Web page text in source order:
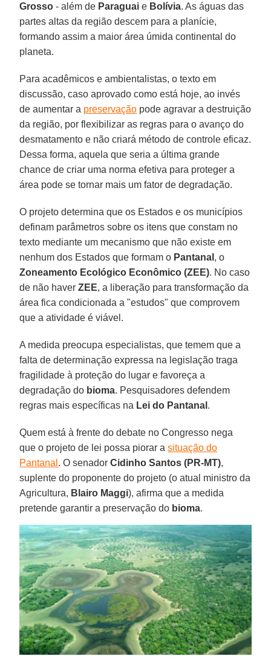
Grosso - além de Paraguai e Bolívia. As águas das
partes altas da região descem para a planície,
formando assim a maior área úmida continental do
planeta.
Para acadêmicos e ambientalistas, o texto em
discussão, caso aprovado como está hoje, ao invés
de aumentar a preservação pode agravar a destruição
da região, por flexibilizar as regras para o avanço do
desmatamento e não criará método de controle eficaz.
Dessa forma, aquela que seria a última grande
chance de criar uma norma efetiva para proteger a
área pode se tornar mais um fator de degradação.
O projeto determina que os Estados e os municípios
definam parâmetros sobre os itens que constam no
texto mediante um mecanismo que não existe em
nenhum dos Estados que formam o Pantanal , o
Zoneamento Ecológico Econômico (ZEE). No caso
de não haverZEE, a liberação para transformação da
área fica condicionada a "estudos" que comprovem
que a atividade é viável.
A medida preocupa especialistas, que temem que a
falta de determinação expressa na legislação traga
fragilidade à proteção do lugar e favoreça a
degradação do bioma. Pesquisadores defendem
regras mais específicas na Lei do Pantanal .
Quem está à frente do debate no Congresso nega
que o projeto de lei possa piorar asituação do
Pantanal . O senadorCidinho Santos (PR-MT),
suplente do proponente do projeto (o atual ministro da
Agricultura, Blairo Maggi), afirma que a medida
pretende garantir a preservação do bioma.